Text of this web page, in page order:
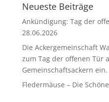
Neueste Beiträge
Ankündigung: Tag der
28.06.2026
Die Ackergemeinschaft
zum Tag der offenen Tür
Gemeinschaftsackern ein.
Fledermäuse – Die